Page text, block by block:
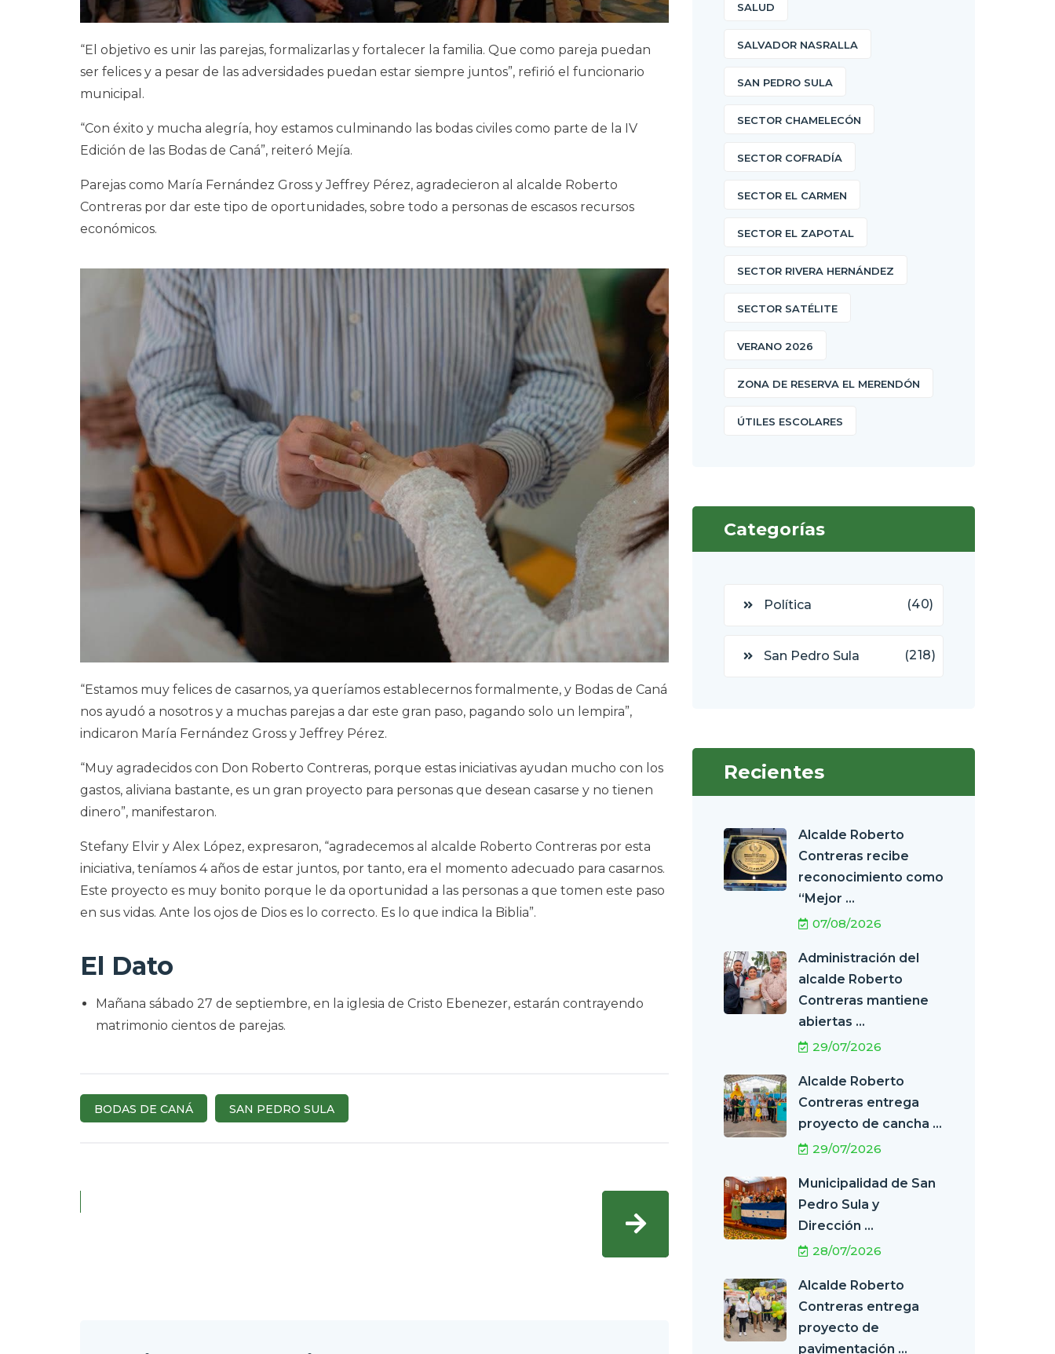
“El objetivo es unir las parejas, formalizarlas y fortalecer la familia. Que como pareja puedan
ser felices y a pesar de las adversidades puedan estar siempre juntos”, refirió el funcionario
municipal.
“Con éxito y mucha alegría, hoy estamos culminando las bodas civiles como parte de la IV
Edición de las Bodas de Caná”, reiteró Mejía.
Parejas como María Fernández Gross y Jeffrey Pérez, agradecieron al alcalde Roberto
Contreras por dar este tipo de oportunidades, sobre todo a personas de escasos recursos
económicos.
“Estamos muy felices de casarnos, ya queríamos establecernos formalmente, y Bodas de Caná
nos ayudó a nosotros y a muchas parejas a dar este gran paso, pagando solo un lempira”,
indicaron María Fernández Gross y Jeffrey Pérez.
“Muy agradecidos con Don Roberto Contreras, porque estas iniciativas ayudan mucho con los
gastos, aliviana bastante, es un gran proyecto para personas que desean casarse y no tienen
dinero”, manifestaron.
Stefany Elvir y Alex López, expresaron, “agradecemos al alcalde Roberto Contreras por esta
iniciativa, teníamos 4 años de estar juntos, por tanto, era el momento adecuado para casarnos.
Este proyecto es muy bonito porque le da oportunidad a las personas a que tomen este paso
en sus vidas. Ante los ojos de Dios es lo correcto. Es lo que indica la Biblia”.
El Dato
Mañana sábado 27 de septiembre, en la iglesia de Cristo Ebenezer, estarán contrayendo
matrimonio cientos de parejas.
BODAS DE CANÁ SAN PEDRO SULA
SALUD
SALVADOR NASRALLA
SAN PEDRO SULA
SECTOR CHAMELECÓN
SECTOR COFRADÍA
SECTOR EL CARMEN
SECTOR EL ZAPOTAL
SECTOR RIVERA HERNÁNDEZ
SECTOR SATÉLITE
VERANO 2026
ZONA DE RESERVA EL MERENDÓN
ÚTILES ESCOLARES
Categorías
Política (40)
San Pedro Sula (218)
Recientes
Alcalde Roberto
Contreras recibe
reconocimiento como
“Mejor ...
07/08/2026
Administración del
alcalde Roberto
Contreras mantiene
abiertas ...
29/07/2026
Alcalde Roberto
Contreras entrega
proyecto de cancha ...
29/07/2026
Municipalidad de San
Pedro Sula y
Dirección ...
28/07/2026
Alcalde Roberto
Contreras entrega
proyecto de
pavimentación ...